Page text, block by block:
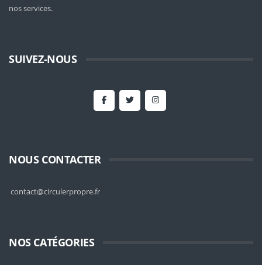
nos services.
SUIVEZ-NOUS
NOUS CONTACTER
contact@circulerpropre.fr
NOS CATÉGORIES